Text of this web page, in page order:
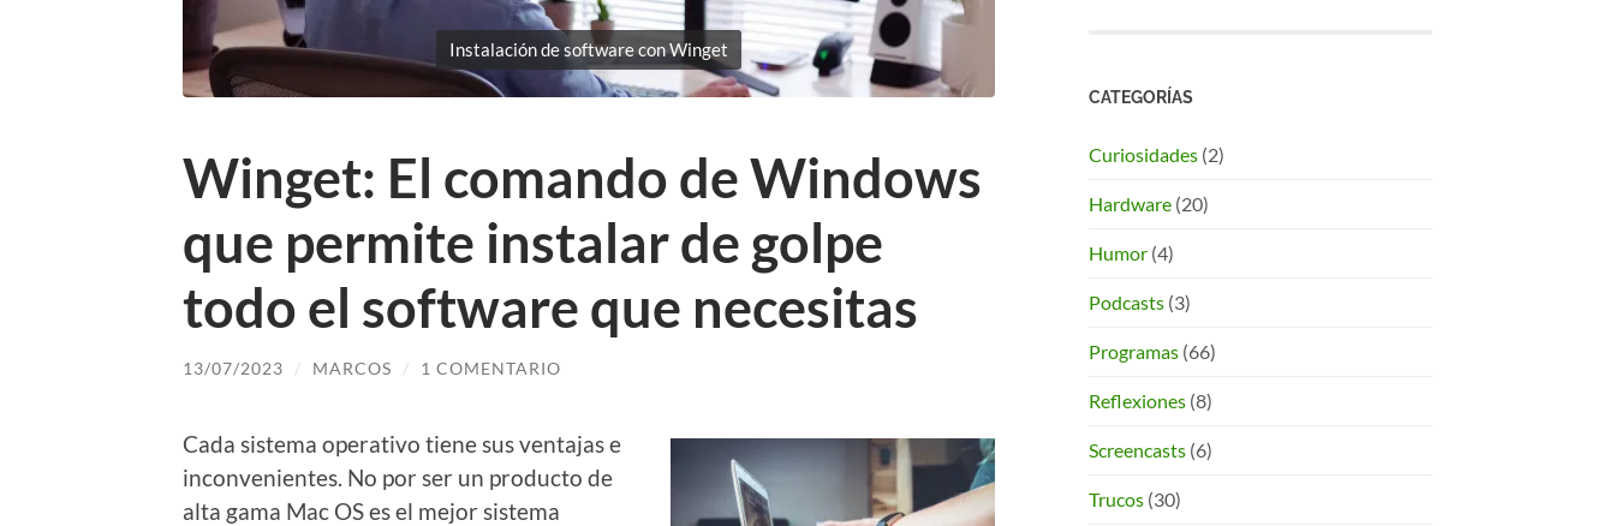
Instalación de software con Winget
Winget: El comando de Windows
que permite instalar de golpe
todo el software que necesitas
13/07/2023 / MARCOS / 1 COMENTARIO
Cada sistema operativo tiene sus ventajas e
inconvenientes. No por ser un producto de
alta gama Mac OS es el mejor sistema
CATEGORÍAS
Curiosidades (2)
Hardware (20)
Humor (4)
Podcasts (3)
Programas (66)
Reflexiones (8)
Screencasts (6)
Trucos (30)